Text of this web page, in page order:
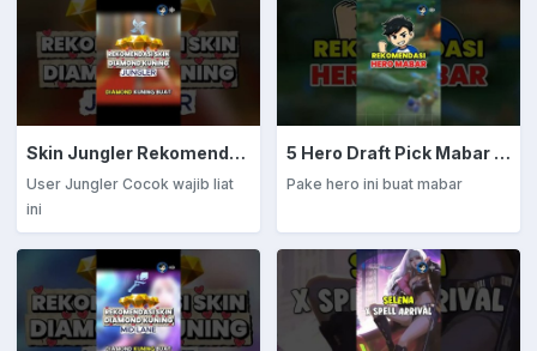
Skin Jungler Rekomendasi Diamond Kuning
User Jungler Cocok wajib liat
ini
5 Hero Draft Pick Mabar Auto Win
Pake hero ini buat mabar